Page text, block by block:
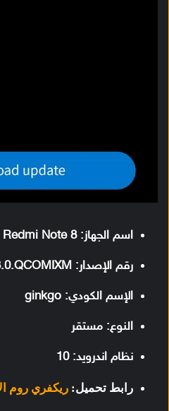
اسم الجهاز: Redmi Note 8
رقم الإصدار: MIUI V12.0.3.0.QCOMIXM
الإسم الكودي: ginkgo
النوع: مستقر
نظام اندرويد: 10
رابط تحميل: ريكفري روم